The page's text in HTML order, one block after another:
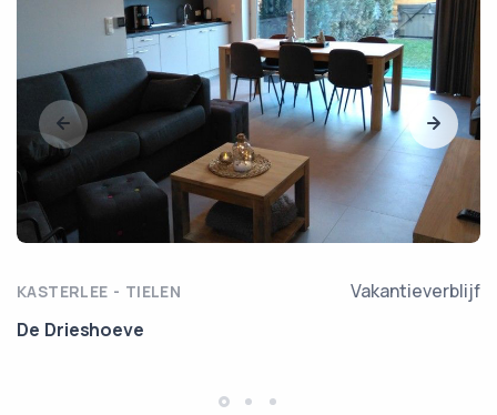
KASTERLEE - TIELEN
Vakantieverblijf
De Drieshoeve